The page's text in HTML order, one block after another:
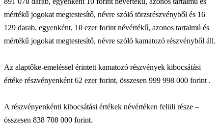
mértékű jogokat megtestesítő, névre szóló törzsrészvényből és 16
129 darab, egyenként, 10 ezer forint névértékű, azonos tartalmú és
mértékű jogokat megtestesítő, névre szóló kamatozó részvényből áll.
Az alaptőke-emeléssel érintett kamatozó részvények kibocsátási
értéke részvényenként 62 ezer forint, összesen 999 998 000 forint .
A részvényenkénti kibocsátási értékek névértéken felüli része –
összesen 838 708 000 forint.